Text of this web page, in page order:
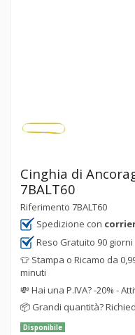
Cinghia di
7BALT60
Riferimento 7BALT60
Spedizione con
Reso Gratuito 90 giorni
👕 Stampa o Ricamo da
minuti
💸Hai una P.IVA? -20% -
📦 Grandi quantità?
Disponibile